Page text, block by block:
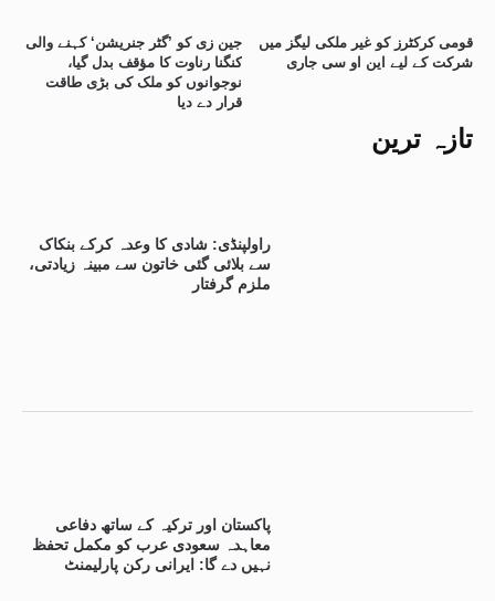
تازہ ترین
راولپنڈی: شادی کا وعدہ کرکے بنکاک
سے بلائی گئی خاتون سے مبینہ زیادتی،
ملزم گرفتار
پاکستان اور ترکیہ کے ساتھ دفاعی
معاہدہ سعودی عرب کو مکمل تحفظ
نہیں دے گا: ایرانی رکن پارلیمنٹ
جین زی کو ’گٹر جنریشن‘ کہنے والی
کنگنا رناوت کا مؤقف بدل گیا،
نوجوانوں کو ملک کی بڑی طاقت
قرار دے دیا
قومی کرکٹرز کو غیر ملکی لیگز میں
شرکت کے لیے این او سی جاری